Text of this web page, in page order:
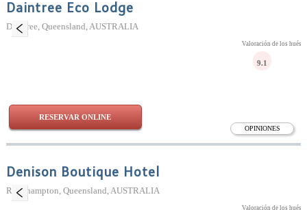
Daintree Eco Lodge
Daintree, Queensland, AUSTRALIA
OPINIONES
Valoración de los
9.1
RESERVAR ONLINE
Denison Boutique Hotel
Rockhampton, Queensland, AUSTRALIA
Valoración de los